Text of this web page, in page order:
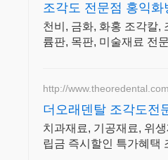
조각도 전문점 홍익
천비, 금화, 화홍 조각칼,
륨판, 목판, 미술재료 전문
http://www.theoredental.com
더오래덴탈 조각도전
치과재료, 기공재료, 위
립금 즉시할인 특가혜택